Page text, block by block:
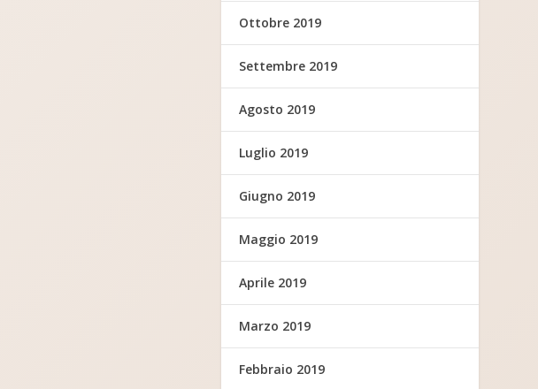
Ottobre 2019
Settembre 2019
Agosto 2019
Luglio 2019
Giugno 2019
Maggio 2019
Aprile 2019
Marzo 2019
Febbraio 2019